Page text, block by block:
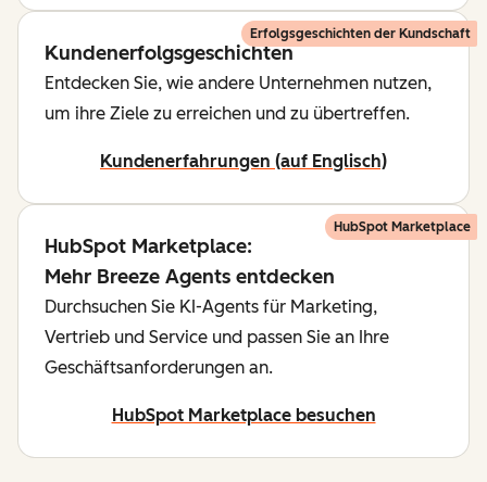
Erfolgsgeschichten der Kundschaft
Kundenerfolgsgeschichten
Entdecken Sie, wie andere Unternehmen nutzen,
um ihre Ziele zu erreichen und zu übertreffen.
Kundenerfahrungen (auf Englisch)
HubSpot Marketplace
HubSpot Marketplace:
Mehr Breeze Agents entdecken
Durchsuchen Sie KI-Agents für Marketing,
Vertrieb und Service und passen Sie an Ihre
Geschäftsanforderungen an.
HubSpot Marketplace besuchen